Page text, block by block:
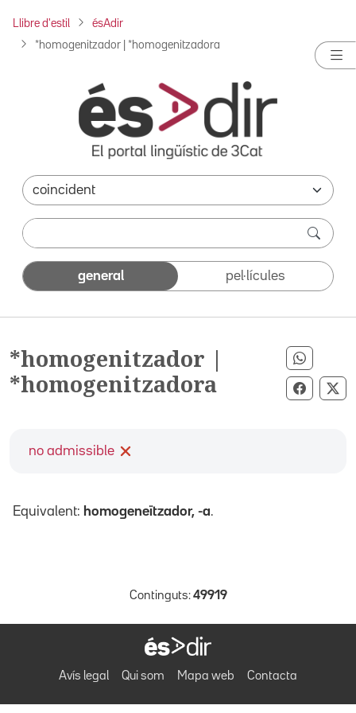
Llibre d'estil ésAdir
*homogenitzador | *homogenitzadora
general pel·lícules
*homogenitzador |
*homogenitzadora
no admissible
Equivalent: homogeneïtzador, -a.
Continguts: 49919
Avís legal Qui som Mapa web Contacta